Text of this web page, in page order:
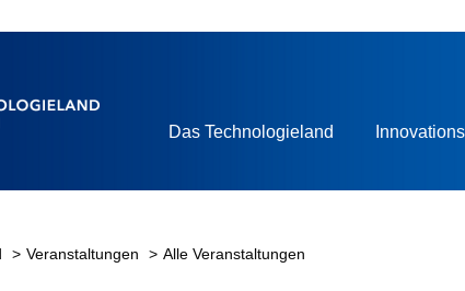
Das Technologieland
Veranstaltungen Alle Veranstaltungen